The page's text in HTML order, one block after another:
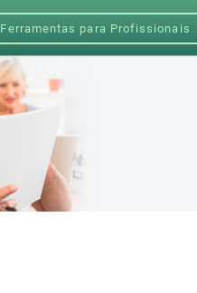
Ferramentas para Profissionais